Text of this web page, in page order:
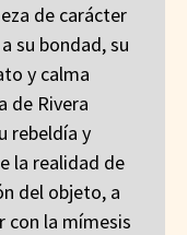
de carácter
su bondad, su
y calma
de Rivera
rebeldía y
la realidad de
del objeto, a
con la mímesis